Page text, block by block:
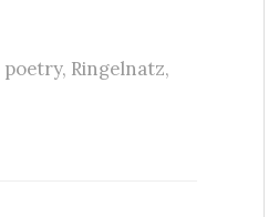
poetry, Ringelnatz,